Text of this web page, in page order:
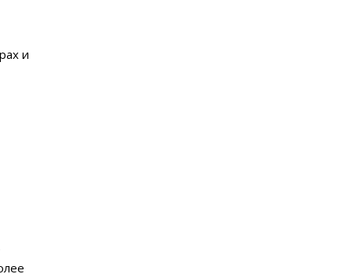
и